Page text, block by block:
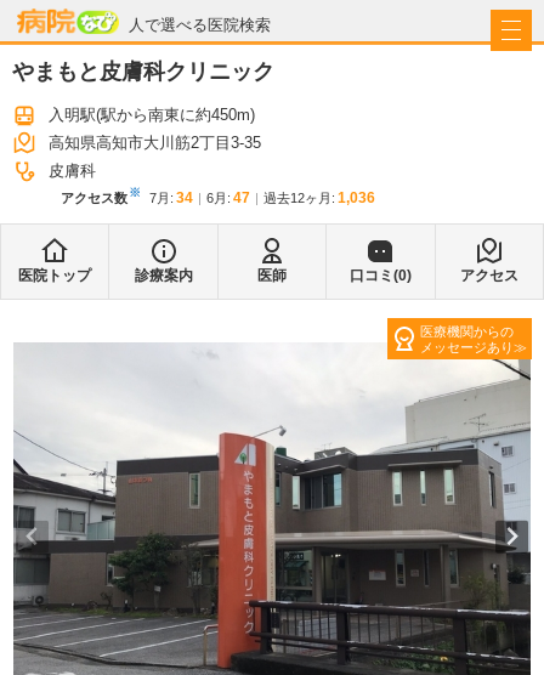
人で選べる医院検索
病院なび
やまもと皮膚科クリニック
入明駅(駅から南東に約450m)
高知県高知市大川筋2丁目3-35
皮膚科
アクセス数※ 7月 : 34 6月 : 47 過去12ヶ月: 1,036
医院トップ 診療案内 医師 口コミ(0) アクセス
医療機関からの
メッセージあり